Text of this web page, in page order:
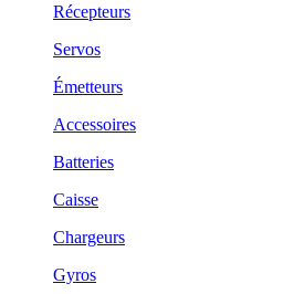
Récepteurs
Servos
Émetteurs
Accessoires
Batteries
Caisse
Chargeurs
Gyros